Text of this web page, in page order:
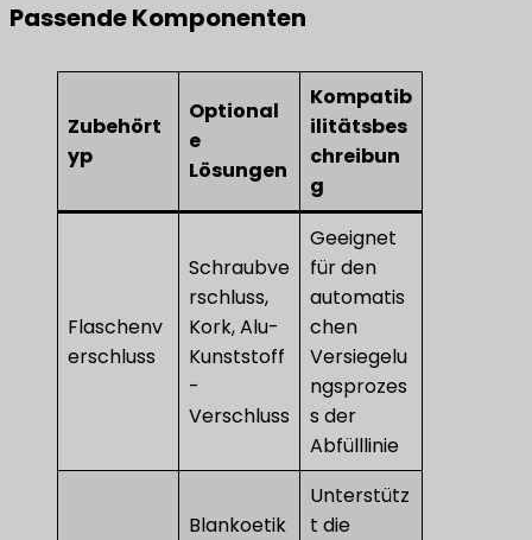
Passende Komponenten
Zubehört
yp
Optional
e
Lösungen
Kompatib
ilitätsbes
chreibun
g
Flaschenv
erschluss
Schraubve
rschluss,
Kork, Alu-
Kunststoff
-
Verschluss
Geeignet
für den
automatis
chen
Versiegelu
ngsprozes
s der
Abfülllinie
Blankoetik
Unterstütz
t die